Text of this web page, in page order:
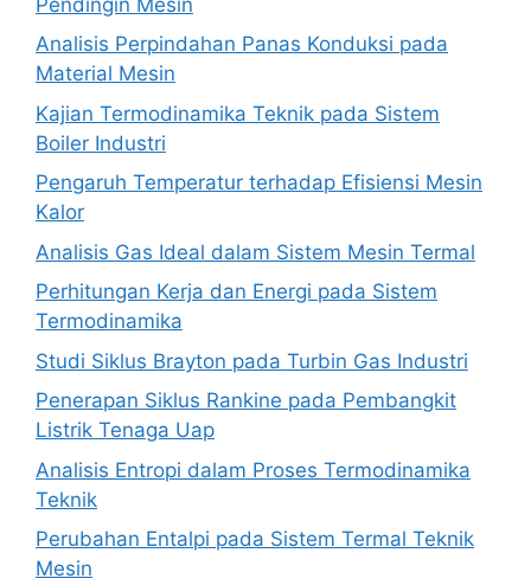
Analisis Perpindahan Panas Konduksi pada
Material Mesin
Kajian Termodinamika Teknik pada Sistem
Boiler Industri
Pengaruh Temperatur terhadap Efisiensi Mesin
Kalor
Analisis Gas Ideal dalam Sistem Mesin Termal
Perhitungan Kerja dan Energi pada Sistem
Termodinamika
Studi Siklus Brayton pada Turbin Gas Industri
Penerapan Siklus Rankine pada Pembangkit
Listrik Tenaga Uap
Analisis Entropi dalam Proses Termodinamika
Teknik
Perubahan Entalpi pada Sistem Termal Teknik
Mesin